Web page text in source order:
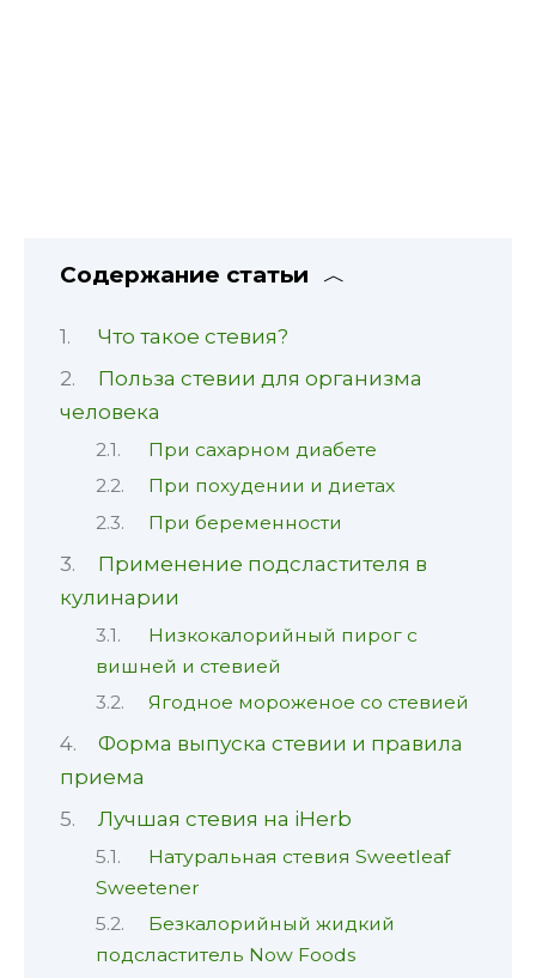
Содержание статьи
Что такое стевия?
Польза стевии для организма
человека
При сахарном диабете
При похудении и диетах
При беременности
Применение подсластителя в
кулинарии
Низкокалорийный пирог с
вишней и стевией
Ягодное мороженое со стевией
Форма выпуска стевии и правила
приема
Лучшая стевия на iHerb
Натуральная стевия Sweetleaf
Sweetener
Безкалорийный жидкий
подсластитель Now Foods